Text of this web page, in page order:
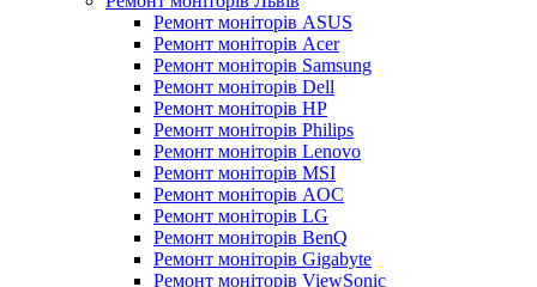
Ремонт моніторів ASUS
Ремонт моніторів Acer
Ремонт моніторів Samsung
Ремонт моніторів Dell
Ремонт моніторів HP
Ремонт моніторів Philips
Ремонт моніторів Lenovo
Ремонт моніторів MSI
Ремонт моніторів AOC
Ремонт моніторів LG
Ремонт моніторів BenQ
Ремонт моніторів Gigabyte
Ремонт моніторів ViewSonic